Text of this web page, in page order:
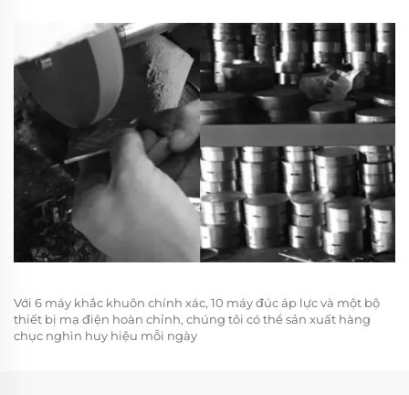
Với 6 máy khắc khuôn chính xác, 10 máy đúc áp lực và một bộ
thiết bị mạ điện hoàn chỉnh, chúng tôi có thể sản xuất hàng
chục nghìn huy hiệu mỗi ngày